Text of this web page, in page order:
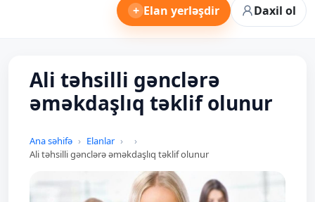
+ Elan yerləşdir Daxil ol
Ali təhsilli gənclərə
əməkdaşlıq təklif olunur
Ana səhifə
Elanlar
Ali təhsilli gənclərə əməkdaşlıq təklif olunur